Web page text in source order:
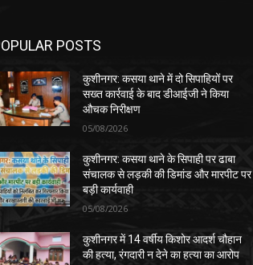
POSTS
कुशीनगर: कसया थाने में दो सिपाहियों पर
सख्त कार्रवाई के बाद डीआईजी ने किया
औचक निरीक्षण
05/08/2026
कुशीनगर: कसया थाने के सिपाही पर ढाबा
संचालक से लड़की की डिमांड और मारपीट पर
बड़ी कार्यवाही
05/08/2026
कुशीनगर में 14 वर्षीय किशोर आदर्श चौहान
की हत्या, रंगदारी न देने का हत्या का आरोप